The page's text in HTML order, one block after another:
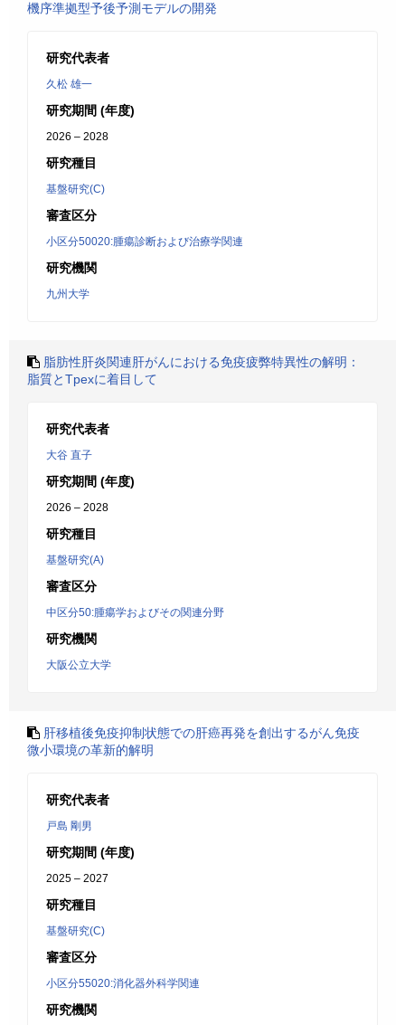
機序準拠型予後予測モデルの開発
研究代表者
久松 雄一
研究期間 (年度)
2026 – 2028
研究種目
基盤研究(C)
審査区分
小区分50020:腫瘍診断および治療学関連
研究機関
九州大学
脂肪性肝炎関連肝がんにおける免疫疲弊特異性の解明：
脂質とTpexに着目して
研究代表者
大谷 直子
研究期間 (年度)
2026 – 2028
研究種目
基盤研究(A)
審査区分
中区分50:腫瘍学およびその関連分野
研究機関
大阪公立大学
肝移植後免疫抑制状態での肝癌再発を創出するがん免疫
微小環境の革新的解明
研究代表者
戸島 剛男
研究期間 (年度)
2025 – 2027
研究種目
基盤研究(C)
審査区分
小区分55020:消化器外科学関連
研究機関